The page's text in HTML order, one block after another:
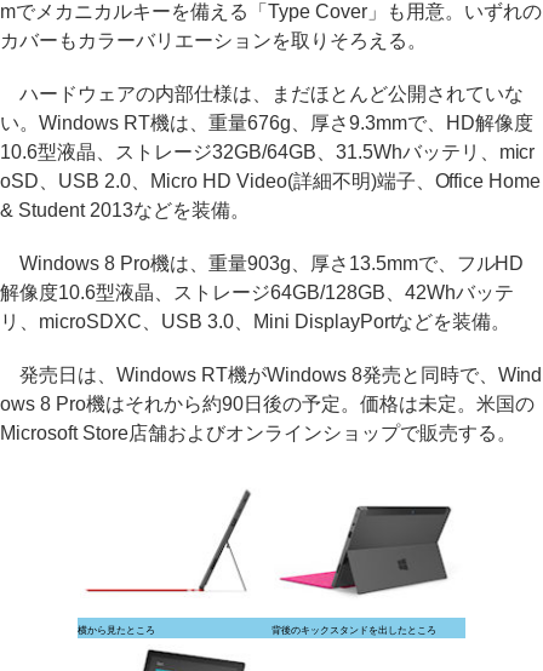
mでメカニカルキーを備える「Type Cover」も用意。いずれの
カバーもカラーバリエーションを取りそろえる。
ハードウェアの内部仕様は、まだほとんど公開されていな
い。Windows RT機は、重量676g、厚さ9.3mmで、HD解像度
10.6型液晶、ストレージ32GB/64GB、31.5Whバッテリ、micr
oSD、USB 2.0、Micro HD Video(詳細不明)端子、Office Home
& Student 2013などを装備。
Windows 8 Pro機は、重量903g、厚さ13.5mmで、フルHD
解像度10.6型液晶、ストレージ64GB/128GB、42Whバッテ
リ、microSDXC、USB 3.0、Mini DisplayPortなどを装備。
発売日は、Windows RT機がWindows 8発売と同時で、Wind
ows 8 Pro機はそれから約90日後の予定。価格は未定。米国の
Microsoft Store店舗およびオンラインショップで販売する。
横から見たところ 背後のキックスタンドを出したところ